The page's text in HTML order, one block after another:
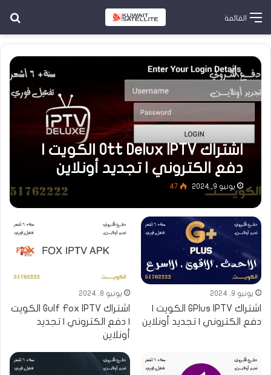
القائمة
اشتراك Ott Delux IPTV الكويت |
دفع الكتروني | تجديد أونلاين
يونيو 9, 2024 47
يونيو 9, 2024
اشتراك GPlus IPTV الكويت |
دفع الكتروني | تجديد أونلاين
يونيو 8, 2024
اشتراك Gulf Fox IPTV الكويت
| دفع الكتروني | تجديد
أونلاين